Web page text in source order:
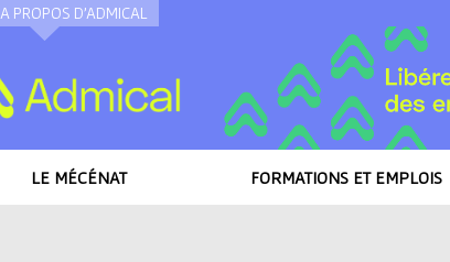
A PROPOS D'ADMICAL
LE MÉCÉNAT FORMATIONS ET EMPLOIS